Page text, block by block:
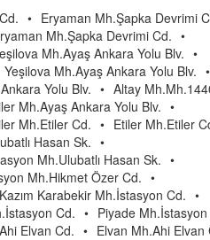
• Eryaman Mh.Şapka Devrimi
Mh.Şapka Devrimi Cd. •
Mh.Ayaş Ankara Yolu Blv. •
Yeşilova Mh.Ayaş Ankara Yolu Blv. •
Yolu Blv. • Altay
Mh.Ayaş Ankara Yolu Blv. •
Mh.Etiler Cd. • Etiler Mh.Etiler
Hasan Sk. •
Mh.Ulubatlı Hasan Sk. •
Mh.Hikmet Özer Cd. •
Kazım Karabekir Mh.İstasyon Cd. •
Cd. • Piyade Mh.İstasyon
Elvan Cd. • Elvan Mh.Ahi Elvan